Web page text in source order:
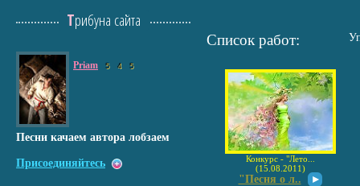
Список работ:
Конкурс - "Лето...
(15.08.2011)
"Песня о л..
Трибуна сайта
Priam 5 4 5
Песни качаем автора лобзаем
Присоединяйтесь